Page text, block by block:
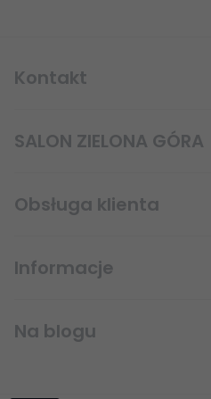
Kontakt
sklep@lampystudio.pl
SALON ZIELONA GÓRA
Obsługa klienta
Informacje
Na blogu